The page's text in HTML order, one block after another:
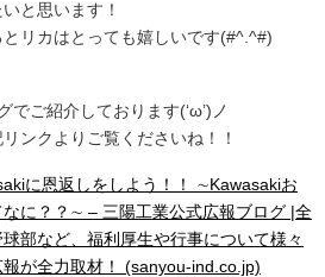
と思います！
リカはとっても嬉しいです(#^.^#)
でご紹介しております(‘ω’)ノ
ンクよりご覧くださいね！！
に恩返しをしよう！！ ∼Kawasakiお
に？？∼ – 三陽工業公式広報ブログ |全
部など、福利厚生や行事について様々
が全力取材！ (sanyou-ind.co.jp)